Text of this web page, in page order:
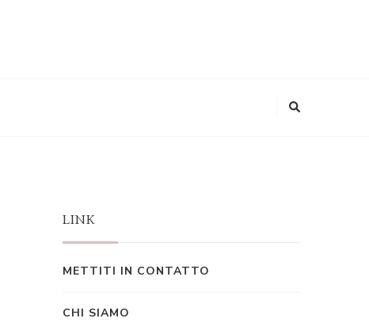
LINK
METTITI IN CONTATTO
CHI SIAMO